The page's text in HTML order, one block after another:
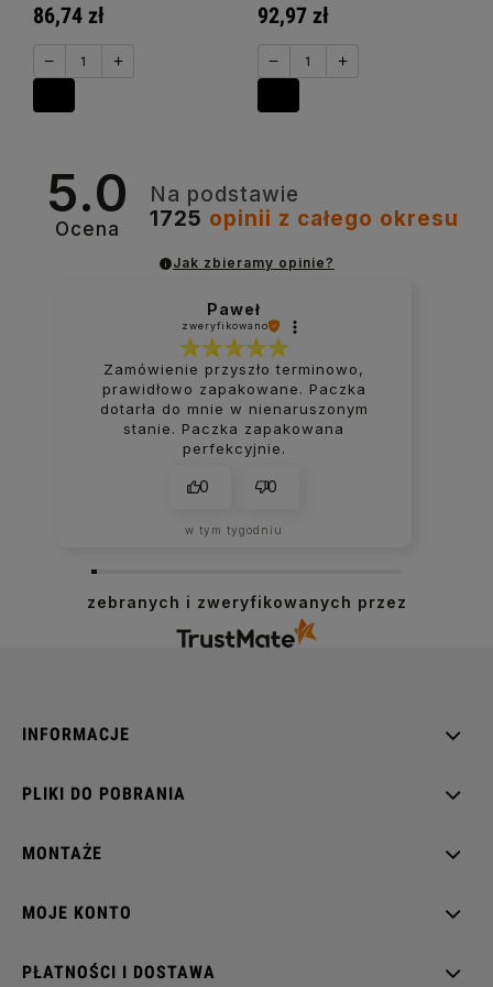
86,74 zł
− +
92,97 zł
− +
5.0
Ocena
Na podstawie
1725 opinii z całego okresu
Jak zbieramy opinie?
Paweł
zweryfikowano
Zamówienie przyszło terminowo,
prawidłowo zapakowane. Paczka
dotarła do mnie w nienaruszonym
stanie. Paczka zapakowana
perfekcyjnie.
0 0
w tym tygodniu
zebranych i zweryfikowanych przez
INFORMACJE
PLIKI DO POBRANIA
MONTAŻE
MOJE KONTO
PŁATNOŚCI I DOSTAWA